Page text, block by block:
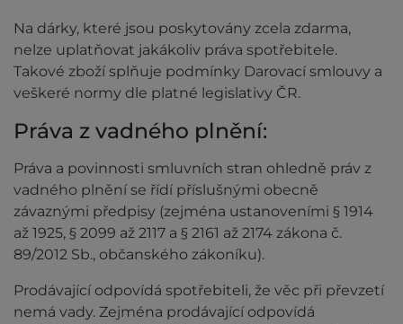
Na dárky, které jsou poskytovány zcela zdarma,
nelze uplatňovat jakákoliv práva spotřebitele.
Takové zboží splňuje podmínky Darovací smlouvy a
veškeré normy dle platné legislativy ČR.
Práva z vadného plnění:
Práva a povinnosti smluvních stran ohledně práv z
vadného plnění se řídí příslušnými obecně
závaznými předpisy (zejména ustanoveními § 1914
až 1925, § 2099 až 2117 a § 2161 až 2174 zákona č.
89/2012 Sb., občanského zákoníku).
Prodávající odpovídá spotřebiteli, že věc při převzetí
nemá vady. Zejména prodávající odpovídá